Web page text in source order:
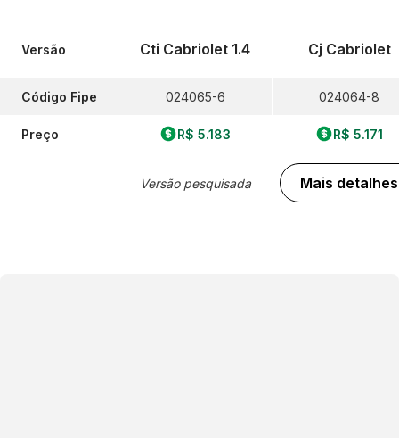
Versão
Código Fipe
Preço
Cti Cabriolet 1.4
024065-6
R$ 5.183
Versão pesquisada
Cj Cabriolet
024064-8
R$ 5.171
Mais detalhes